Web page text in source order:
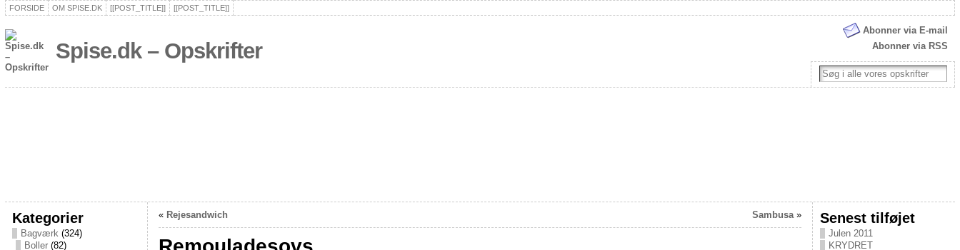
FORSIDE OM SPISE.DK [[POST_TITLE]] [[POST_TITLE]]
Spise.dk – Opskrifter
Abonner via E-mail
Abonner via RSS
Kategorier
Bagværk(324)
Boller(82)
« Rejesandwich Sambusa» Senest tilføjet
Julen 2011
KRYDRET